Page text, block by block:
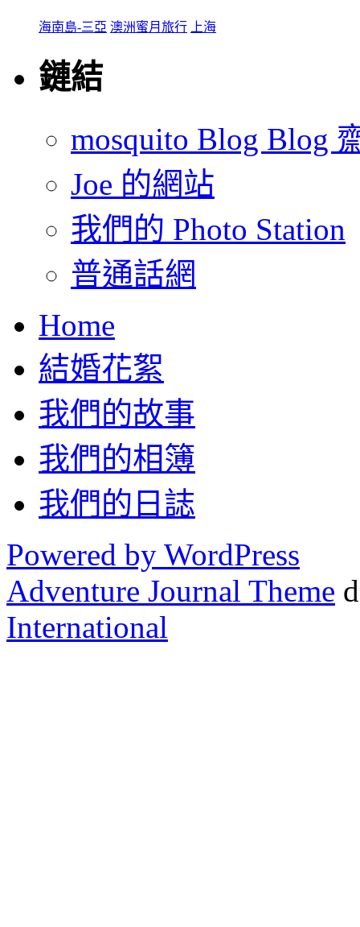
海南島-三亞 澳洲蜜月旅行 上海
鏈結
mosquito Blog Blog
Joe 的網站
我們的 Photo Station
普通話網
Home
結婚花絮
我們的故事
我們的相簿
我們的日誌
Powered by WordPress
Adventure Journal Theme
International